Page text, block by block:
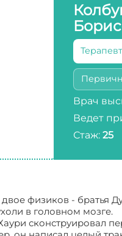
Терапевт
Врач
Ведет
Стаж: 25
физиков - братья
в головном мозге.
сконструировал